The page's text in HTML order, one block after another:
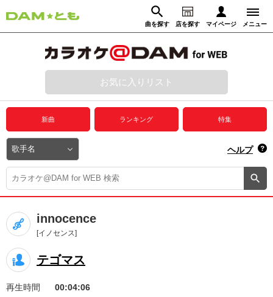
曲を探す 店を探す マイページ メニュー
動画からさがす 録音からさがす
ログイン
プレミアムサービス
DAM★とも動画
DAM★とも録音
カラオケ＠DAM
ユーザー検索
キャンペーン
お知らせ よくあるご質問
お気に入りリスト
新曲 ランキング 特集
ヘルプ
innocence
[イノセンス]
テゴマス
再生時間
00:04:06